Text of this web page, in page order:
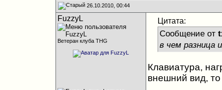
26.10.2010, 00:44
FuzzyL
Ветеран клуба THG
Цитата:
Сообщение от
в чем разница
Клавиатура,
внешний вид,